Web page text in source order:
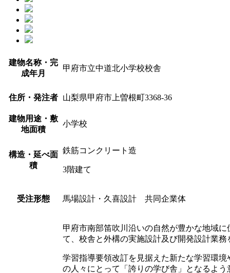
建物名称・完
成年月
甲府市立中道北小学校校舎
住所・発注者 山梨県甲府市上曽根町3368-36
建物用途・敷
地面積
小学校
構造・延べ面
積
鉄筋コンクリート造
3階建て
受注形態 馬場設計・久喜設計 共同企業体
甲府市南部笛吹川沿いの自然が豊かな地域
て、校舎と外構の実施設計及び開発設計業務
学習指導要領改訂を見据えた新たな学習環
の人々にとって「誇りの学び舎」となるよう